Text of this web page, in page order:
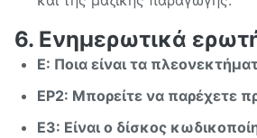
6. Ενημερωτικά
Ε: Ποια είναι τα
ΕΡ2: Μπορείτε να παρέχετε
Ε3: Είναι ο δίσκος